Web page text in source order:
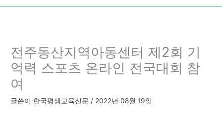
전주동산지역아동센터 제2회 기
억력 스포츠 온라인 전국대회 참
여
글쓴이 한국평생교육신문 / 2022년 08월 19일